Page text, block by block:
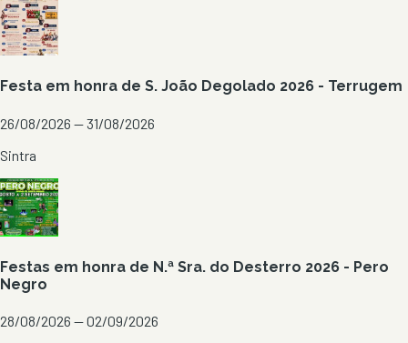
Festa em honra de S. João Degolado 2026 - Terrugem
26/08/2026 — 31/08/2026
Sintra
Festas em honra de N.ª Sra. do Desterro 2026 - Pero
Negro
28/08/2026 — 02/09/2026